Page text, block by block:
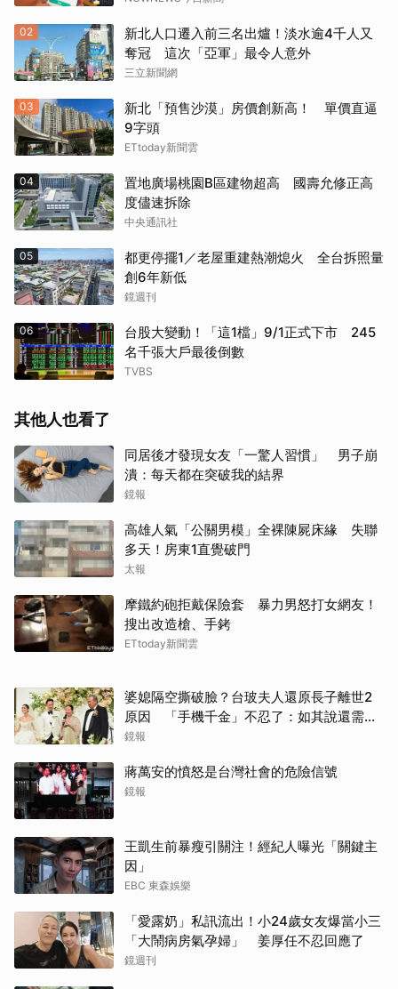
02
新北人口遷入前三名出爐！淡水逾4千人又
奪冠 這次「亞軍」最令人意外
三立新聞網
03
新北「預售沙漠」房價創新高！ 單價直逼
9字頭
ETtoday新聞雲
04
置地廣場桃園B區建物超高 國壽允修正高
度儘速拆除
中央通訊社
05
都更停擺1／老屋重建熱潮熄火 全台拆照量
創6年新低
鏡週刊
06
台股大變動！「這1檔」9/1正式下市 245
名千張大戶最後倒數
TVBS
其他人也看了
同居後才發現女友「一驚人習慣」 男子崩
潰：每天都在突破我的結界
鏡報
高雄人氣「公關男模」全裸陳屍床緣 失聯
多天！房東1直覺破門
太報
摩鐵約砲拒戴保險套 暴力男怒打女網友！
搜出改造槍、手銬
ETtoday新聞雲
婆媳隔空撕破臉？台玻夫人還原長子離世2
原因 「手機千金」不忍了：如其說還需要
離開嗎？
鏡報
蔣萬安的憤怒是台灣社會的危險信號
鏡報
王凱生前暴瘦引關注！經紀人曝光「關鍵主
因」
EBC 東森娛樂
「愛露奶」私訊流出！小24歲女友爆當小三
「大鬧病房氣孕婦」 姜厚任不忍回應了
鏡週刊